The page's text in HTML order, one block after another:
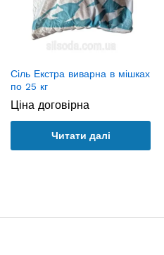
Сіль Екстра виварна в мішках
по 25 кг
Ціна договірна
Читати далі